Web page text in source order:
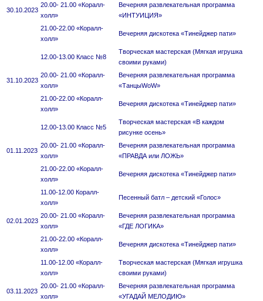
30.10.2023
20.00- 21.00 «Коралл-
холл»
Вечерняя развлекательная программа
«ИНТУИЦИЯ»
21.00-22.00 «Коралл-
холл»
Вечерняя дискотека «Тинейджер пати»
31.10.2023
12.00-13.00 Класс №8
Творческая мастерская (Мягкая игрушка
своими руками)
20.00- 21.00 «Коралл-
холл»
Вечерняя развлекательная программа
«ТанцыWoW»
21.00-22.00 «Коралл-
холл»
Вечерняя дискотека «Тинейджер пати»
01.11.2023
12.00-13.00 Класс №5
Творческая мастерская «В каждом
рисунке осень»
20.00- 21.00 «Коралл-
холл»
Вечерняя развлекательная программа
«ПРАВДА или ЛОЖЬ»
21.00-22.00 «Коралл-
холл»
Вечерняя дискотека «Тинейджер пати»
02.01.2023
11.00-12.00 Коралл-
холл»
Песенный батл – детский «Голос»
20.00- 21.00 «Коралл-
холл»
Вечерняя развлекательная программа
«ГДЕ ЛОГИКА»
21.00-22.00 «Коралл-
холл»
Вечерняя дискотека «Тинейджер пати»
03.11.2023
11.00-12.00 «Коралл-
холл»
Творческая мастерская (Мягкая игрушка
своими руками)
20.00- 21.00 «Коралл-
холл»
Вечерняя развлекательная программа
«УГАДАЙ МЕЛОДИЮ»